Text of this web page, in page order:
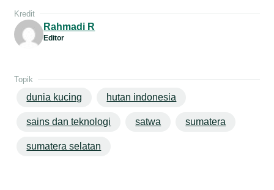
Kredit
Rahmadi R
Editor
Topik
dunia kucing hutan indonesia
sains dan teknologi satwa sumatera
sumatera selatan